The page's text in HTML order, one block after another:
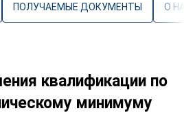
ПОЛУЧАЕМЫЕ ДОКУМЕНТЫ О
квалификации по
минимуму